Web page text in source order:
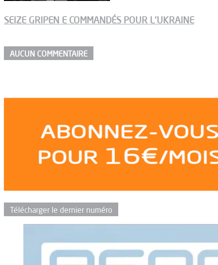
SEIZE GRIPEN E COMMANDÉS POUR L’UKRAINE
AUCUN COMMENTAIRE
Télécharger le dernier numéro